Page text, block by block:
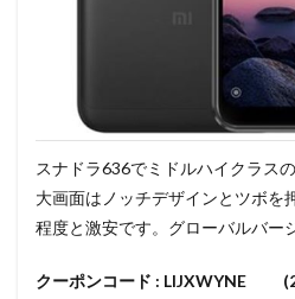
スナドラ636でミドルハイクラス
大画面はノッチデザインとツボを
程度と激安です。グローバルバー
クーポンコード : LIJXWYNE